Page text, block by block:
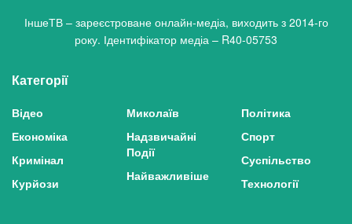
ІншеТВ – зареєстроване онлайн-медіа, виходить з 2014-го
року. Ідентифікатор медіа – R40-05753
Категорії
Відео
Економіка
Кримінал
Курйози
Миколаїв
Надзвичайні
Події
Найважливіше
Політика
Спорт
Суспільство
Технології